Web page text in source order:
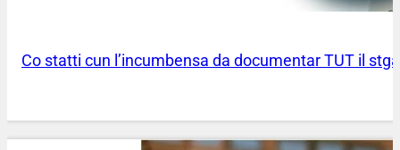
Co statti cun l’incumbensa da documentar TUT il